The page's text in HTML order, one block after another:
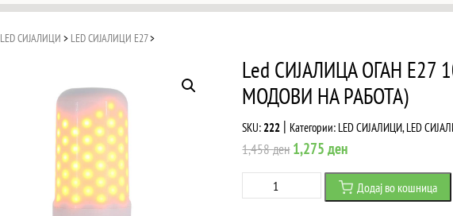
LED СИЈАЛИЦИ > LED СИЈАЛИЦИ Е27>
Led СИJАЛИЦА ОГАН E27
МОДОВИ НА РАБОТА)
SKU: 222 | Категории: LED СИЈАЛИЦИ,LED
1,458ден Original
price
1,275денCurrent
price
is:
СИJАЛИЦА
Додај во кошница